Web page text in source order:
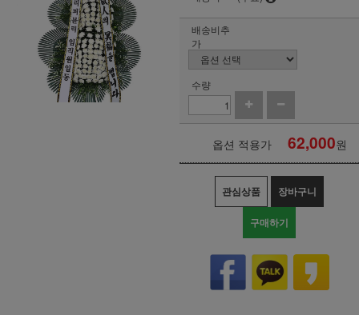
배송비추
가
수량
옵션 적용가 62,000원
관심상품 장바구니
구매하기